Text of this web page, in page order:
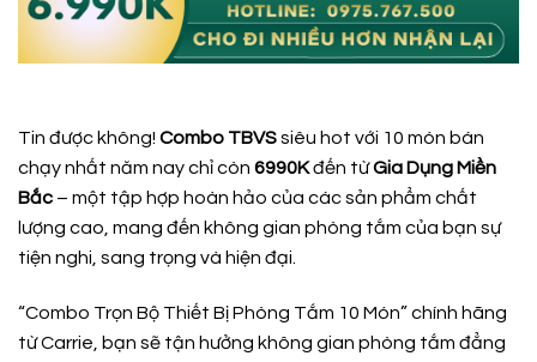
Tin được không! Combo TBVSsiêu hot với 10 món bán
chạy nhất năm nay chỉ còn 6990Kđến từGia Dụng Miền
Bắc – một tập hợp hoàn hảo của các sản phẩm chất
lượng cao, mang đến không gian phòng tắm của bạn sự
tiện nghi, sang trọng và hiện đại.
“Combo Trọn Bộ Thiết Bị Phòng Tắm 10 Món” chính hãng
từ Carrie, bạn sẽ tận hưởng không gian phòng tắm đẳng